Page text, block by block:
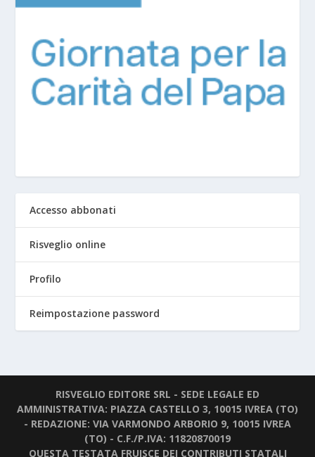
Accesso abbonati
Risveglio online
Profilo
Reimpostazione password
RISVEGLIO EDITORE SRL - SEDE LEGALE ED
AMMINISTRATIVA: PIAZZA CASTELLO 3, 10015 IVREA (TO)
- REDAZIONE: VIA VARMONDO ARBORIO 9, 10015 IVREA
(TO) - C.F./P.IVA: 11820870019
QUESTA TESTATA FRUISCE DEI CONTRIBUTI STATALI